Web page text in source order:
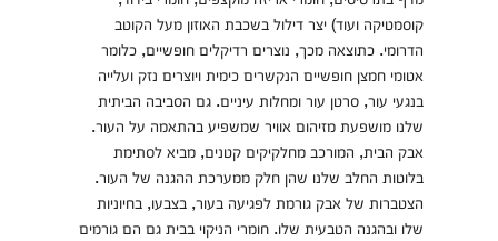
קוסמטיקה ועוד) יצר דילול בשכבת האוזון מעל הקוטב
הדרומי. כתוצאה מכך, נוצרים רדיקלים חופשיים, כלומר
אטומי חמצן חופשיים הנקשרים כימית ויוצרים נזק ועלייה
בנגעי עור, סרטן עור ומחלות עיניים. גם הסביבה הביתית
שלנו מושפעת מזיהום אוויר שמשפיע בהתאמה על העור.
אבק הבית, המורכב מחלקיקים קטנים, מביא לסתימת
בלוטות החלב שלנו שהן חלק ממערכת ההגנה של העור.
הצטברות של אבק גורמת לפגיעה בעור, בצבעו, בחיוניות
שלו ובהגנה הטבעית שלו. חומרי הניקוי בבית גם הם גורמים